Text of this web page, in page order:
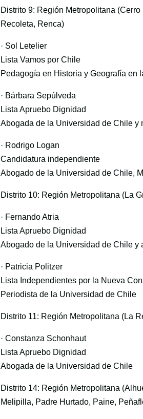
Distrito 9: Región Metropolitana
Recoleta, Renca)
· Sol Letelier
Lista Vamos por Chile
Pedagogía en Historia y Geografía en
· Bárbara Sepúlveda
Lista Apruebo Dignidad
Abogada de la Universidad de Chile
· Rodrigo Logan
Candidatura independiente
Abogado de la Universidad de Chile,
Distrito 10: Región Metropolitana (La
· Fernando Atria
Lista Apruebo Dignidad
Abogado de la Universidad de Chile
· Patricia Politzer
Lista Independientes por la Nueva
Periodista de la Universidad de Chile
Distrito 11: Región Metropolitana (La
· Constanza Schonhaut
Lista Apruebo Dignidad
Abogada de la Universidad de Chile
Distrito 14: Región Metropolitana
Melipilla, Padre Hurtado, Paine,